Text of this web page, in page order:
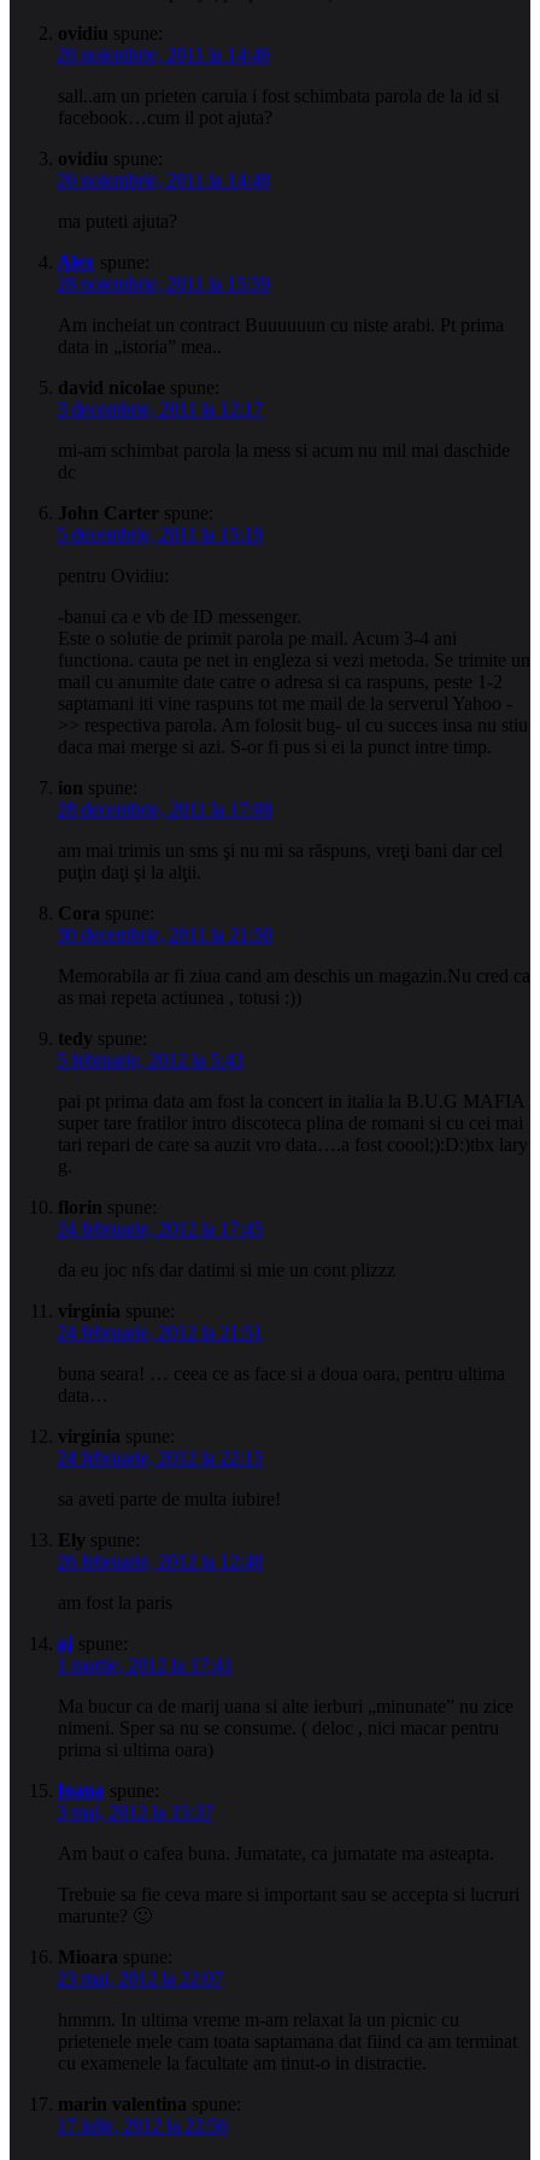
ovidiu spune:
26 noiembrie, 2011 la 14:46
sall..am un prieten caruia i fost schimbata parola de la id si
facebook…cum il pot ajuta?
ovidiu spune:
26 noiembrie, 2011 la 14:48
ma puteti ajuta?
Alex spune:
28 noiembrie, 2011 la 15:59
Am incheiat un contract Buuuuuun cu niste arabi. Pt prima
data in „istoria” mea..
david nicolae spune:
3 decembrie, 2011 la 12:17
mi-am schimbat parola la mess si acum nu mil mai daschide
dc
John Carter spune:
5 decembrie, 2011 la 15:19
pentru Ovidiu:
-banui ca e vb de ID messenger.
Este o solutie de primit parola pe mail. Acum 3-4 ani
functiona. cauta pe net in engleza si vezi metoda. Se trimite un
mail cu anumite date catre o adresa si ca raspuns, peste 1-2
saptamani iti vine raspuns tot me mail de la serverul Yahoo -
>> respectiva parola. Am folosit bug- ul cu succes insa nu stiu
daca mai merge si azi. S-or fi pus si ei la punct intre timp.
ion spune:
28 decembrie, 2011 la 17:08
am mai trimis un sms şi nu mi sa răspuns, vreţi bani dar cel
puţin daţi şi la alţii.
Cora spune:
30 decembrie, 2011 la 21:50
Memorabila ar fi ziua cand am deschis un magazin.Nu cred ca
as mai repeta actiunea , totusi :))
tedy spune:
5 februarie, 2012 la 5:43
pai pt prima data am fost la concert in italia la B.U.G MAFIA
super tare fratilor intro discoteca plina de romani si cu cei mai
tari repari de care sa auzit vro data….a fost coool;):D:)tbx lary
g.
florin spune:
24 februarie, 2012 la 17:45
da eu joc nfs dar datimi si mie un cont plizzz
virginia spune:
24 februarie, 2012 la 21:51
buna seara! … ceea ce as face si a doua oara, pentru ultima
data…
virginia spune:
24 februarie, 2012 la 22:15
sa aveti parte de multa iubire!
Ely spune:
26 februarie, 2012 la 12:40
am fost la paris
aj spune:
1 martie, 2012 la 17:41
Ma bucur ca de marij uana si alte ierburi „minunate” nu zice
nimeni. Sper sa nu se consume. ( deloc , nici macar pentru
prima si ultima oara)
Ioana spune:
3 mai, 2012 la 15:37
Am baut o cafea buna. Jumatate, ca jumatate ma asteapta.
Trebuie sa fie ceva mare si important sau se accepta si lucruri
marunte? 🙂
Mioara spune:
23 mai, 2012 la 22:07
hmmm. In ultima vreme m-am relaxat la un picnic cu
prietenele mele cam toata saptamana dat fiind ca am terminat
cu examenele la facultate am tinut-o in distractie.
marin valentina spune:
17 iulie, 2012 la 22:56